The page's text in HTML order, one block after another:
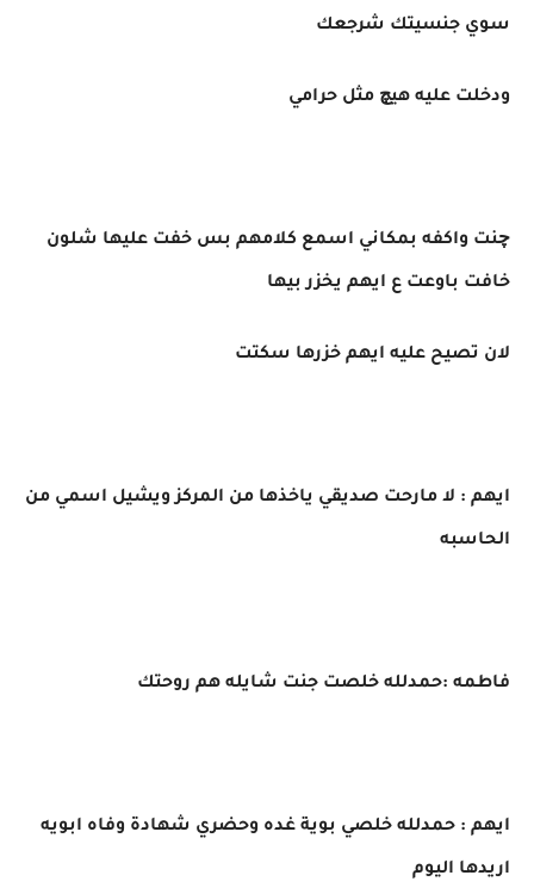
سوي جنسيتك شرجعك
ودخلت عليه هيچ مثل حرامي
چنت واكفه بمكاني اسمع كلامهم بس خفت عليها شلون
خافت باوعت ع ايهم يخزر بيها
لان تصيح عليه ايهم خزرها سكتت
ايهم : لا مارحت صديقي ياخذها من المركز ويشيل اسمي من
الحاسبه
فاطمه :حمدلله خلصت جنت شايله هم روحتك
ايهم : حمدلله خلصي بوية غده وحضري شهادة وفاه ابويه
اريدها اليوم